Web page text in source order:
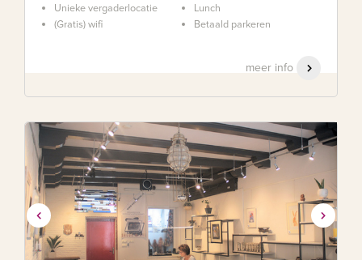
Unieke vergaderlocatie
(Gratis) wifi
Lunch
Betaald parkeren
meer info